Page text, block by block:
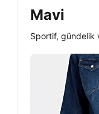
Mavi
Sportif, gündelik